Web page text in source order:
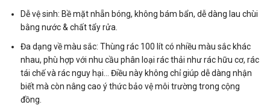
Dễ vệ sinh: Bề mặt nhẵn bóng, không bám bẩn, dễ dàng lau chùi
bằng nước & chất tẩy rửa.
Đa dạng về màu sắc: Thùng rác 100 lít có nhiều màu sắc khác
nhau, phù hợp với nhu cầu phân loại rác thải như rác hữu cơ, rác
tái chế và rác nguy hại… Điều này không chỉ giúp dễ dàng nhận
biết mà còn nâng cao ý thức bảo vệ môi trường trong cộng
đồng.